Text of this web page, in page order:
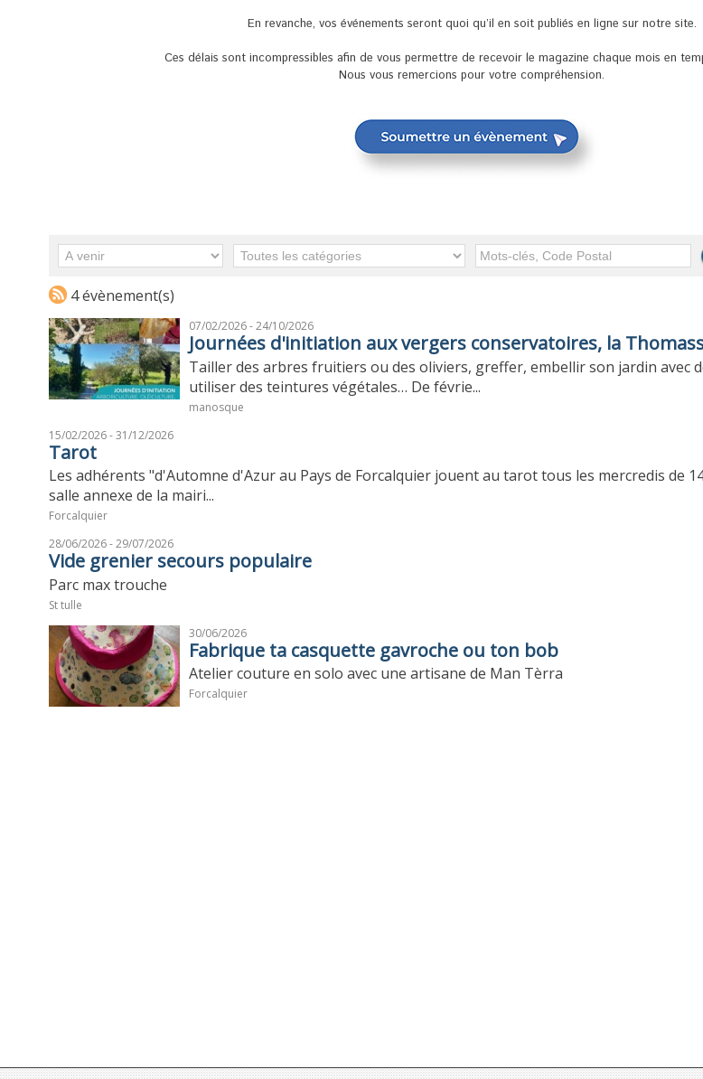
En revanche, vos événements seront quoi qu’il en soit publiés en ligne sur notre site.
Ces délais sont incompressibles afin de vous permettre de recevoir le magazine chaque mois en
Nous vous remercions pour votre compréhension.
4 évènement(s)
07/02/2026 - 24/10/2026
Journées d'initiation aux vergers conservatoires, la
Tailler des arbres fruitiers ou des oliviers, greffer, embellir son jardin avec
utiliser des teintures végétales… De févrie...
manosque
15/02/2026 - 31/12/2026
Tarot
Les adhérents "d'Automne d'Azur au Pays de Forcalquier jouent au tarot tous les mercredis de
salle annexe de la mairi...
Forcalquier
28/06/2026 - 29/07/2026
Vide grenier secours populaire
Parc max trouche
St tulle
30/06/2026
Fabrique ta casquette gavroche ou ton bob
Atelier couture en solo avec une artisane de Man Tèrra
Forcalquier